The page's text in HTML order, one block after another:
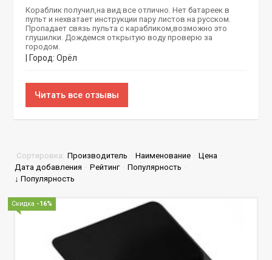
Кораблик получил,на вид все отлично. Нет батареек в
пульт и нехватает инструкции пару листов на русском.
Пропадает связь пульта с карабликом,возможно это
глушилки. Дождемся открытую воду проверю за
городом.
| Город: Орёл
Читать все отзывы
Сортировка: Производитель · Наименование · Цена ·
Дата добавления · Рейтинг · Популярность ·
↓ Популярность
Скидка -16%